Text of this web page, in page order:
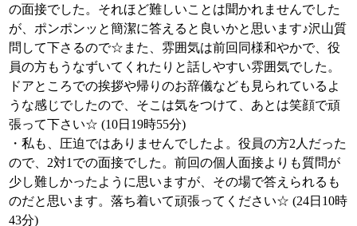
の面接でした。それほど難しいことは聞かれませんでした
が、ポンポンッと簡潔に答えると良いかと思います♪沢山質
問して下さるので☆また、雰囲気は前回同様和やかで、役
員の方もうなずいてくれたりと話しやすい雰囲気でした。
ドアところでの挨拶や帰りのお辞儀なども見られているよ
うな感じでしたので、そこは気をつけて、あとは笑顔で頑
張って下さい☆ (10日19時55分)
・私も、圧迫ではありませんでしたよ。役員の方2人だった
ので、2対1での面接でした。前回の個人面接よりも質問が
少し難しかったように思いますが、その場で答えられるも
のだと思います。落ち着いて頑張ってください☆ (24日10時
43分)